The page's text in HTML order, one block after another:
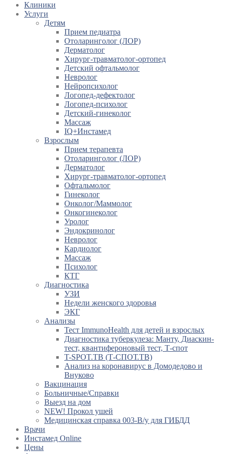
Клиники
Услуги
Детям
Прием педиатра
Отоларинголог (ЛОР)
Дерматолог
Хирург-травматолог-ортопед
Детский офтальмолог
Невролог
Нейропсихолог
Логопед-дефектолог
Логопед-психолог
Детский-гинеколог
Массаж
IQ+Инстамед
Взрослым
Прием терапевта
Отоларинголог (ЛОР)
Дерматолог
Хирург-травматолог-ортопед
Офтальмолог
Гинеколог
Онколог/Маммолог
Онкогинеколог
Уролог
Эндокринолог
Невролог
Кардиолог
Массаж
Психолог
КТГ
Диагностика
УЗИ
Недели женского здоровья
ЭКГ
Анализы
Тест ImmunoHealth для детей и взрослых
Диагностика туберкулеза: Манту, Диаскин-
тест, квантифероновый тест, Т-спот
T-SPOT.TB (Т-СПОТ.ТВ)
Анализ на коронавирус в Домодедово и
Внуково
Вакцинация
Больничные/Справки
Выезд на дом
NEW! Прокол ушей
Медицинская справка 003-В/у для ГИБДД
Врачи
Инстамед Online
Цены